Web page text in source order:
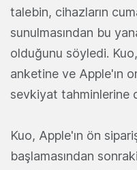
talebin, cihazların
sunulmasından bu
olduğunu söyledi.
anketine ve Apple'ın
sevkiyat tahminlerine
Kuo, Apple'ın ön
başlamasından